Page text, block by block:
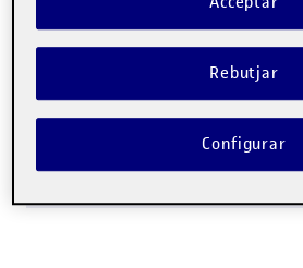
< 1 min.
La Farga, L'Hospitalet de Llobregat
Rebutjar
Configurar